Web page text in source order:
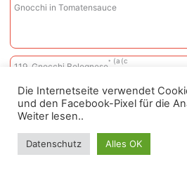
Gnocchi in Tomatensauce
119. Gnocchi Bolognese
a c
120. Gnocchi al Pesto
a c g
Die Internetseite verwendet
und den Facebook-Pixel für die
Weiter lesen..
Datenschutz Alles OK